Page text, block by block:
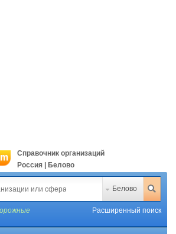
Справочник организаций
Россия | Белово
Белово
Расширенный поиск